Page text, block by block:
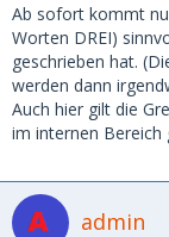
Ab sofort kommt
Worten DREI)
geschrieben hat.
werden dann
Auch hier gilt die
im internen Bereich
admin